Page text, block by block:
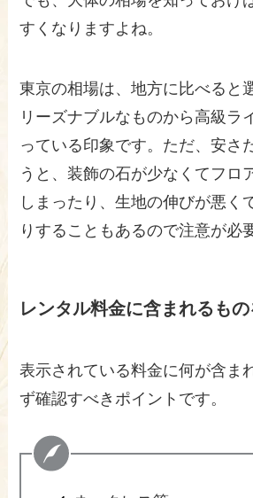
すくなりますよね。
東京の相場は、地方に比べると
リーズナブルなものから高級ラ
っている印象です。ただ、安さ
うと、装飾の石が少なくてフロ
しまったり、生地の伸びが悪く
りすることもあるので注意が必
レンタル料金に含まれるも
表示されている料金に何が含ま
ず確認すべきポイントです。